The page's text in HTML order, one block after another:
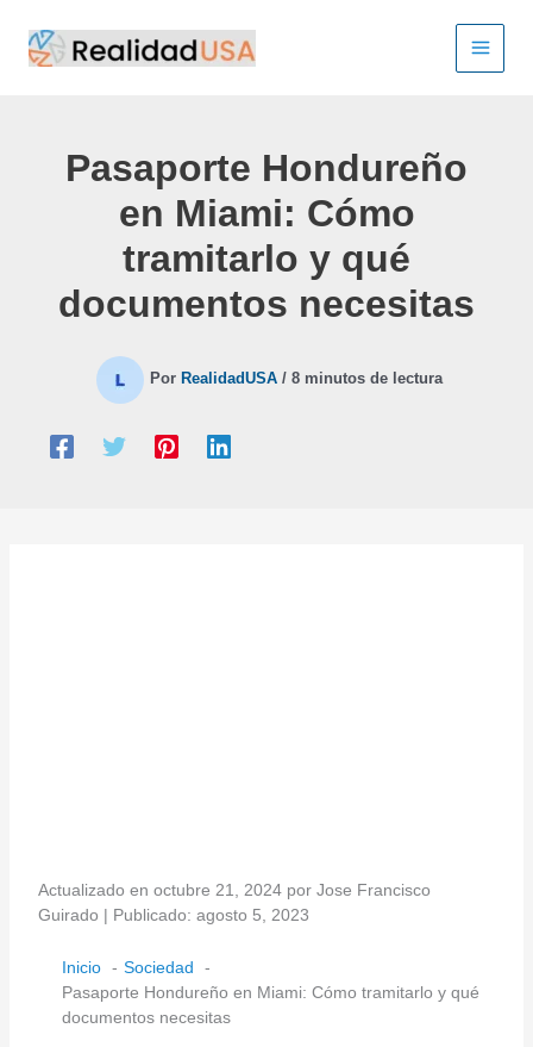
contenido
Pasaporte Hondureño
en Miami: Cómo
tramitarlo y qué
documentos necesitas
Por RealidadUSA / 8 minutos de lectura
Actualizado en octubre 21, 2024 por Jose Francisco
Guirado | Publicado: agosto 5, 2023
Inicio
Sociedad
Pasaporte Hondureño en Miami: Cómo tramitarlo y qué
documentos necesitas